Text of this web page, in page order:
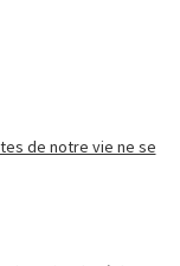
de notre vie ne se